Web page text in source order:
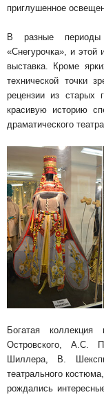
приглушенное
В разные
«Снегурочка», и этой
выставка. Кроме
технической точки
рецензии из старых
красивую историю
драматического
Богатая
Островского, А.С.
Шиллера, В.
театрального
рождались